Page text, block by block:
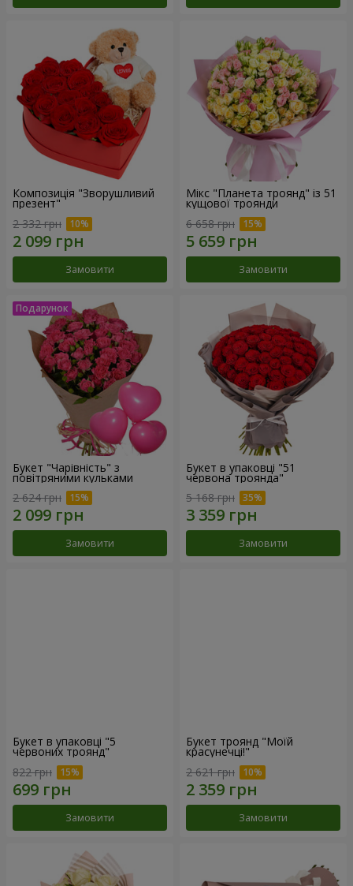
Композиція "Зворушливий
презент"
2 332 грн
Замовити
Мікс "Планета троянд" із 51
кущової троянди
6 658 грн
Замовити
Букет "Чарівність" з
повітряними кульками
2 624 грн
Замовити
Букет в упаковці "51
червона троянда"
5 168 грн
Замовити
Букет в упаковці "5
червоних троянд"
822 грн
Замовити
Букет троянд "Моїй
красунечці!"
2 621 грн
Замовити